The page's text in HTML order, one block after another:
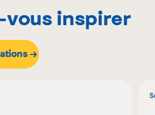
vous inspirer